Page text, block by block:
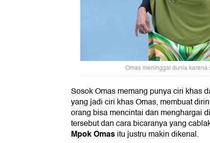
Omas meninggal dunia karena
Sosok Omas memang punya ciri khas
yang jadi ciri khas Omas, membuat
orang bisa mencintai dan menghargai
tersebut dan cara bicaranya yang
Mpok Omasitu justru makin dikenal.